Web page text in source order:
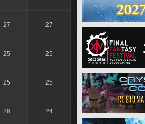
27 27
25 25
25 25
26 24